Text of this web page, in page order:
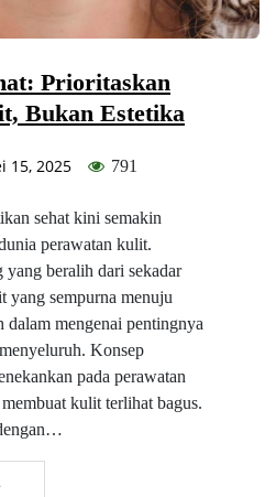
Prioritaskan
Bukan Estetika
15, 2025 791
sehat kini semakin
perawatan kulit.
yang beralih dari sekadar
yang sempurna menuju
dalam mengenai pentingnya
Konsep
pada perawatan
kulit terlihat bagus.